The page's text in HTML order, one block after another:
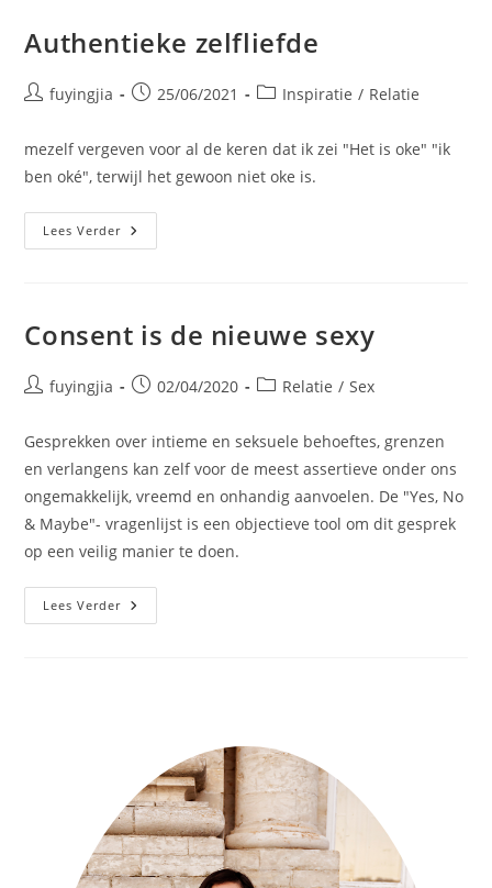
Authentieke zelfliefde
fuyingjia 25/06/2021 Inspiratie / Relatie
mezelf vergeven voor al de keren dat ik zei "Het is oke" "ik
ben oké", terwijl het gewoon niet oke is.
Lees Verder
Consent is de nieuwe sexy
fuyingjia 02/04/2020 Relatie / Sex
Gesprekken over intieme en seksuele behoeftes, grenzen
en verlangens kan zelf voor de meest assertieve onder ons
ongemakkelijk, vreemd en onhandig aanvoelen. De "Yes, No
& Maybe"- vragenlijst is een objectieve tool om dit gesprek
op een veilig manier te doen.
Lees Verder